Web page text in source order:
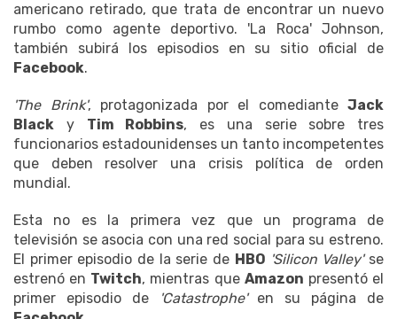
americano retirado, que trata de encontrar un nuevo
rumbo como agente deportivo. 'La Roca' Johnson,
también subirá los episodios en su sitio oficial de
Facebook.
'The Brink', protagonizada por el comediante Jack
Black y Tim Robbins, es una serie sobre tres
funcionarios estadounidenses un tanto incompetentes
que deben resolver una crisis política de orden
mundial.
Esta no es la primera vez que un programa de
televisión se asocia con una red social para su estreno.
El primer episodio de la serie de HBO 'Silicon Valley'se
estrenó en Twitch, mientras que Amazon presentó el
primer episodio de
'Catastrophe'en su página de